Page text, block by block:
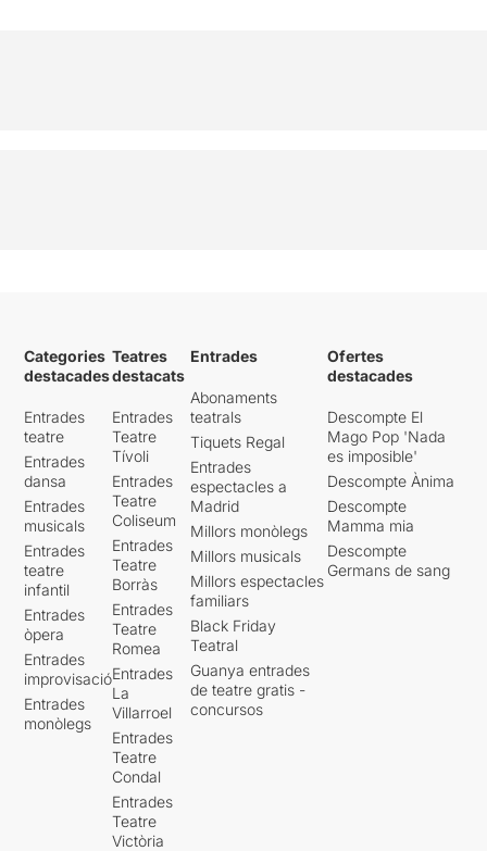
Categories
destacades
Entrades
teatre
Entrades
dansa
Entrades
musicals
Entrades
teatre
infantil
Entrades
òpera
Entrades
improvisació
Entrades
monòlegs
Teatres
destacats
Entrades
Teatre
Tívoli
Entrades
Teatre
Coliseum
Entrades
Teatre
Borràs
Entrades
Teatre
Romea
Entrades
La
Villarroel
Entrades
Teatre
Condal
Entrades
Teatre
Victòria
Entrades
Abonaments
teatrals
Tiquets Regal
Entrades
espectacles a
Madrid
Millors monòlegs
Millors musicals
Millors espectacles
familiars
Black Friday
Teatral
Guanya entrades
de teatre gratis -
concursos
Ofertes
destacades
Descompte El
Mago Pop 'Nada
es imposible'
Descompte Ànima
Descompte
Mamma mia
Descompte
Germans de sang